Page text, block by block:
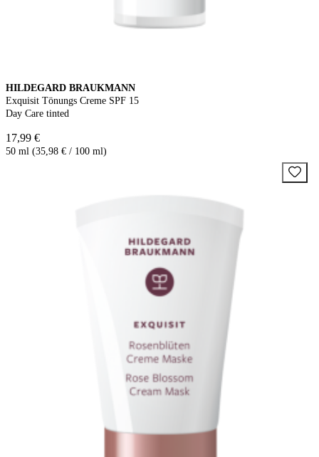
HILDEGARD BRAUKMANN
Exquisit Tönungs Creme SPF 15
Day Care tinted
17,99 €
50 ml (35,98 € / 100 ml)